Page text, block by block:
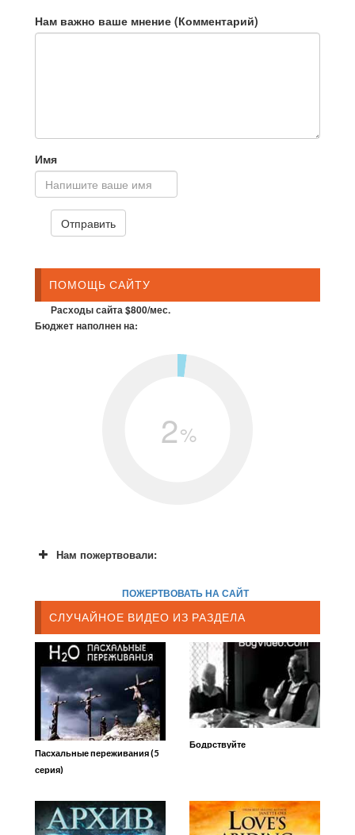
Нам важно ваше мнение (Комментарий)
Имя
ПОМОЩЬ САЙТУ
Расходы сайта $800/мес.
Бюджет наполнен на:
2%
Нам пожертвовали:
ПОЖЕРТВОВАТЬ НА САЙТ
СЛУЧАЙНОЕ ВИДЕО ИЗ РАЗДЕЛА
Пасхальные переживания (5
серия)
Бодрствуйте